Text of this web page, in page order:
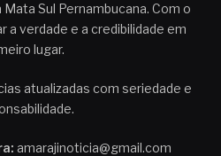
Sul Pernambucana. Com o
a verdade e a credibilidade em
lugar.
atualizadas com seriedade e
amarajinoticia@gmail.com